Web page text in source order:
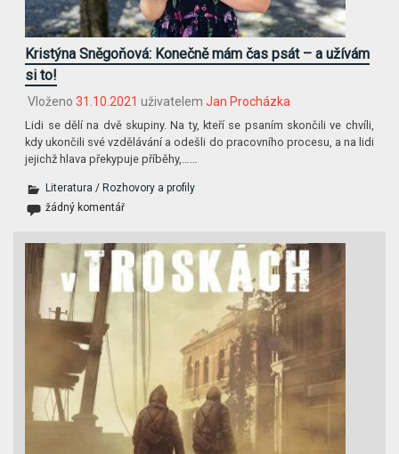
Kristýna Sněgoňová: Konečně mám čas psát – a užívám
si to!
Vloženo 31.10.2021 uživatelem Jan Procházka
Lidi se dělí na dvě skupiny. Na ty, kteří se psaním skončili ve chvíli,
kdy ukončili své vzdělávání a odešli do pracovního procesu, a na lidi
jejichž hlava překypuje příběhy,……
Literatura / Rozhovory a profily
žádný komentář